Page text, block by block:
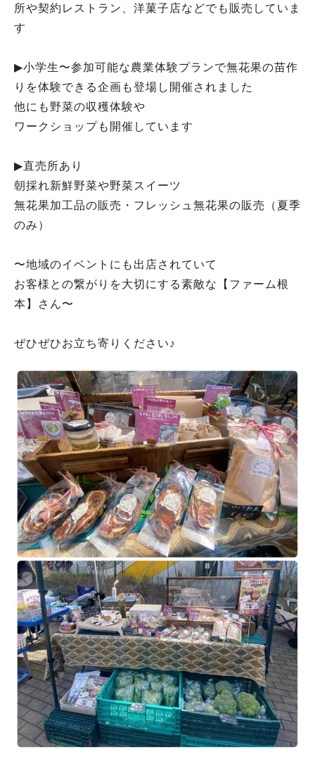
所や契約レストラン、洋菓子店などでも販売していま
す
▶︎小学生〜参加可能な農業体験プランで無花果の苗作
りを体験できる企画も登場し開催されました
他にも野菜の収穫体験や
ワークショップも開催しています
▶︎直売所あり
朝採れ新鮮野菜や野菜スイーツ
無花果加工品の販売・フレッシュ無花果の販売（夏季
のみ）
〜地域のイベントにも出店されていて
お客様との繋がりを大切にする素敵な【ファーム根
本】さん〜
ぜひぜひお立ち寄りください♪